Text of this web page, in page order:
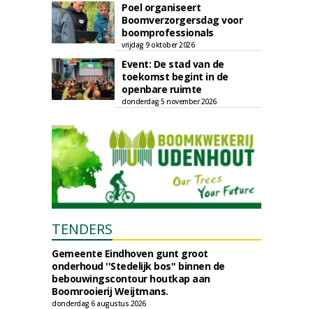
Poel organiseert
Boomverzorgersdag voor
boomprofessionals
vrijdag 9 oktober 2026
Event: De stad van de
toekomst begint in de
openbare ruimte
donderdag 5 november 2026
TENDERS
Gemeente Eindhoven gunt groot
onderhoud ''Stedelijk bos'' binnen de
bebouwingscontour houtkap aan
Boomrooierij Weijtmans.
donderdag 6 augustus 2026